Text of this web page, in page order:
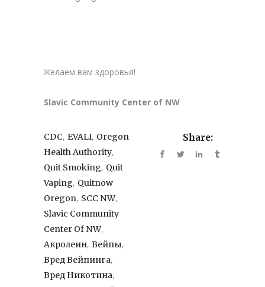
Желаем вам здоровья!
Slavic Community Center of NW
CDC, EVALI, Oregon
Health Authority,
Quit Smoking, Quit
Vaping, Quitnow
Oregon, SCC NW,
Slavic Community
Center Of NW,
Акролеин, Вейпы,
Вред Вейпинга,
Вред Никотина,
Share: